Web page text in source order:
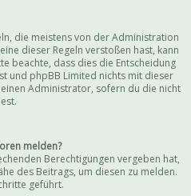
die meistens von der Administration
dieser Regeln verstoßen hast, kann
beachte, dass dies die Entscheidung
und phpBB Limited nichts mit dieser
Administrator, sofern du die nicht
melden?
Berechtigungen vergeben hat,
des Beitrags, um diesen zu melden.
geführt.